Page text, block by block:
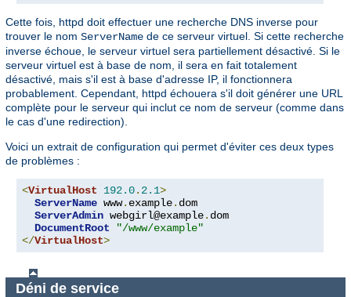
Cette fois, httpd doit effectuer une recherche DNS inverse pour
trouver le nom ServerName de ce serveur virtuel. Si cette recherche
inverse échoue, le serveur virtuel sera partiellement désactivé. Si le
serveur virtuel est à base de nom, il sera en fait totalement
désactivé, mais s'il est à base d'adresse IP, il fonctionnera
probablement. Cependant, httpd échouera s'il doit générer une URL
complète pour le serveur qui inclut ce nom de serveur (comme dans
le cas d'une redirection).
Voici un extrait de configuration qui permet d'éviter ces deux types
de problèmes :
<VirtualHost 192.0. 2.1>
ServerName www. example. dom
ServerAdmin webgirl@example. dom
DocumentRoot
"/www/example"
</VirtualHost>
Déni de service